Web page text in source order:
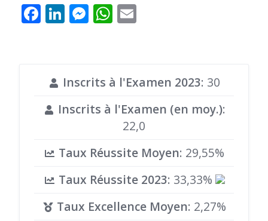
Facebook
LinkedIn
Messenger
WhatsApp
Inscrits à l'Examen 2023: 30
Inscrits à l'Examen (en moy.):
22,0
Taux Réussite Moyen: 29,55%
Taux Réussite 2023: 33,33%
Taux Excellence Moyen: 2,27%